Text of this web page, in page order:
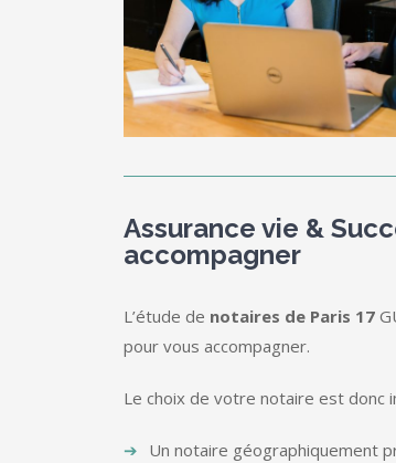
Assurance vie &
accompagner
L’étude de notaires de Paris 17
pour vous accompagner.
Le choix de votre notaire est donc
Un notaire géographiquement